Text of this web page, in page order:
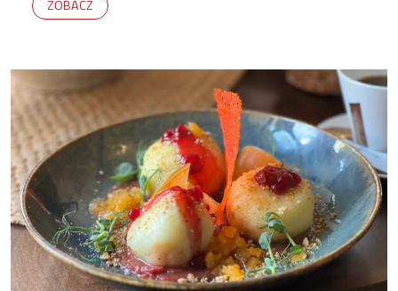
potrafią dzielić się swoją pasją.
ZOBACZ